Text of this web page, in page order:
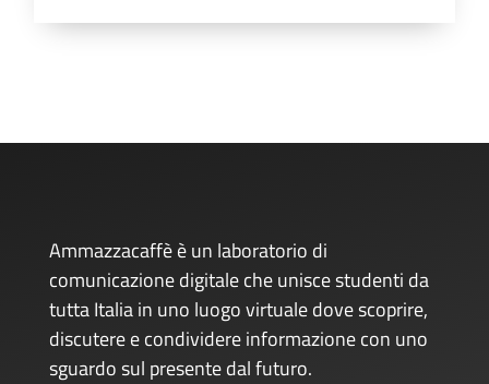
Ammazzacaffè è un laboratorio di
comunicazione digitale che unisce studenti da
tutta Italia in uno luogo virtuale dove scoprire,
discutere e condividere informazione con uno
sguardo sul presente dal futuro.